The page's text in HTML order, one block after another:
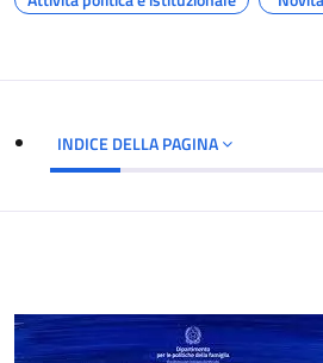
INDICE DELLA PAGINA